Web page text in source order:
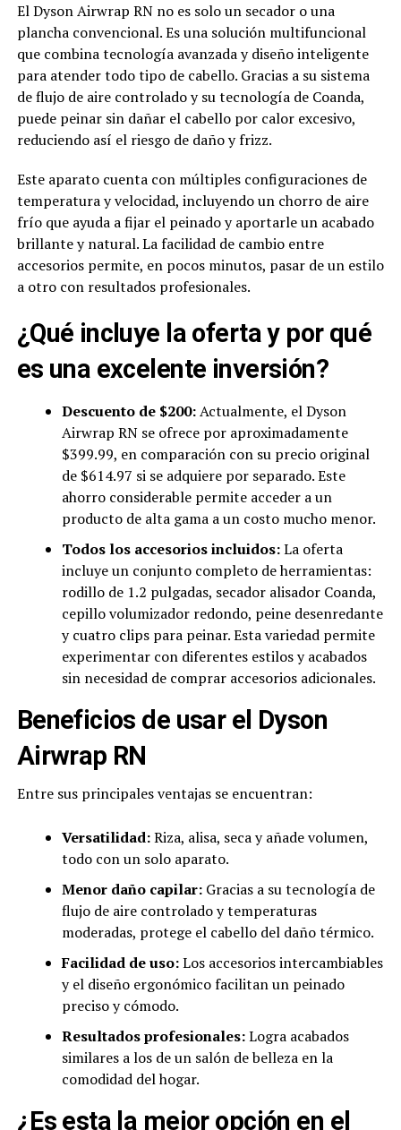
El Dyson Airwrap RN no es solo un secador o una
plancha convencional. Es una solución multifuncional
que combina tecnología avanzada y diseño inteligente
para atender todo tipo de cabello. Gracias a su sistema
de flujo de aire controlado y su tecnología de Coanda,
puede peinar sin dañar el cabello por calor excesivo,
reduciendo así el riesgo de daño y frizz.
Este aparato cuenta con múltiples configuraciones de
temperatura y velocidad, incluyendo un chorro de aire
frío que ayuda a fijar el peinado y aportarle un acabado
brillante y natural. La facilidad de cambio entre
accesorios permite, en pocos minutos, pasar de un estilo
a otro con resultados profesionales.
¿Qué incluye la oferta y por qué
es una excelente inversión?
Descuento de $200:Actualmente, el Dyson
Airwrap RN se ofrece por aproximadamente
$399.99, en comparación con su precio original
de $614.97 si se adquiere por separado. Este
ahorro considerable permite acceder a un
producto de alta gama a un costo mucho menor.
Todos los accesorios incluidos:La oferta
incluye un conjunto completo de herramientas:
rodillo de 1.2 pulgadas, secador alisador Coanda,
cepillo volumizador redondo, peine desenredante
y cuatro clips para peinar. Esta variedad permite
experimentar con diferentes estilos y acabados
sin necesidad de comprar accesorios adicionales.
Beneficios de usar el Dyson
Airwrap RN
Entre sus principales ventajas se encuentran:
Versatilidad:Riza, alisa, seca y añade volumen,
todo con un solo aparato.
Menor daño capilar:Gracias a su tecnología de
flujo de aire controlado y temperaturas
moderadas, protege el cabello del daño térmico.
Facilidad de uso:Los accesorios intercambiables
y el diseño ergonómico facilitan un peinado
preciso y cómodo.
Resultados profesionales:Logra acabados
similares a los de un salón de belleza en la
comodidad del hogar.
¿Es esta la mejor opción en el